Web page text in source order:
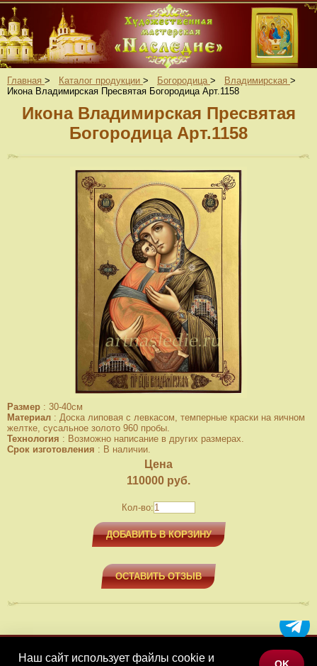
Главная > Каталог продукции > Богородица > Владимирская >
Икона Владимирская Пресвятая Богородица Арт.1158
Икона Владимирская Пресвятая
Богородица Арт.1158
Размер : 30-40см
Материал : Доска липовая с левкасом, темперные краски на яичном
желтке, сусальное золото 960 пробы.
Технология : Возможно написание в других размерах.
Срок изготовления : В наличии.
Цена
110000 руб.
Кол-во:
ДОБАВИТЬ В КОРЗИНУ
ОСТАВИТЬ ОТЗЫВ
МЕНЮ
Наш сайт использует файлы cookie и